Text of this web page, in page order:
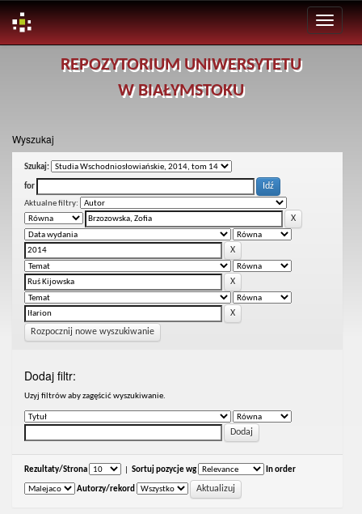
REPOZYTORIUM UNIWERSYTETU
W BIAŁYMSTOKU
Wyszukaj
Szukaj:
for
Aktualne filtry:
Rozpocznij nowe wyszukiwanie
Dodaj filtr:
Uzyj filtrów aby zagęścić wyszukiwanie.
Rezultaty/Strona Sortuj pozycje wg In order
Autorzy/rekord